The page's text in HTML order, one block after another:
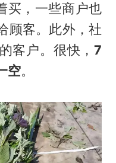
买，一些商户也
顾客。此外，社
客户。很快，7
空。